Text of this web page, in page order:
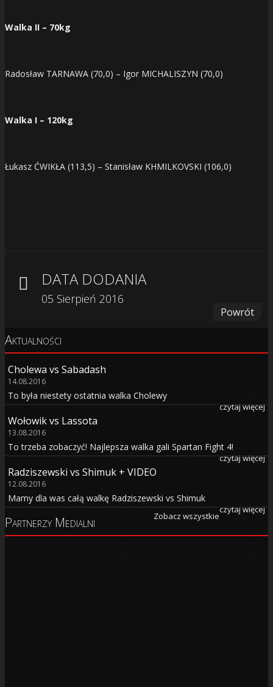
Walka II – 70kg
Radosław TARNAWA (70,0) – Igor MICHALISZYN (70,0)
Walka I – 120kg
Łukasz ĆWIKŁA (113,5) – Stanisław KHMILKOVSKI (106,0)
DATA DODANIA
05 Sierpień 2016
Powrót
Aktualności
Cholewa vs Sabadash
14.08.2016
To była niestety ostatnia walka Cholewy
czytaj więcej
Wołowik vs Lassota
13.08.2016
To trzeba zobaczyć! Najlepsza walka gali Spartan Fight 4!
czytaj więcej
Radziszewski vs Shimuk + VIDEO
12.08.2016
Mamy dla was całą walkę Radziszewski vs Shimuk
czytaj więcej
Zobacz wszystkie
Partnerzy Medialni